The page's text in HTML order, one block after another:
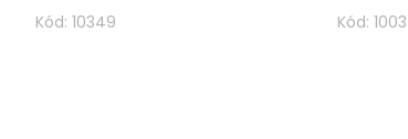
Kód: 10349 Kód: